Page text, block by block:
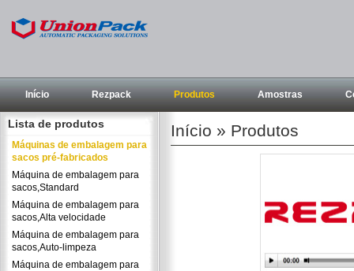
Início Rezpack Produtos Amostras
Lista de produtos
Máquinas de embalagem para
sacos pré-fabricados
Máquina de embalagem para
sacos,Standard
Máquina de embalagem para
sacos,Alta velocidade
Máquina de embalagem para
sacos,Auto-limpeza
Máquina de embalagem para
Início » Produtos